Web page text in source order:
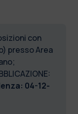
con
presso Area
04-12-